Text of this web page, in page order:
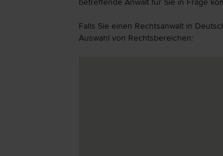
betreffende Anwalt für Sie in Frage
Falls Sie einen Rechtsanwalt in
Auswahl von Rechtsbereichen: